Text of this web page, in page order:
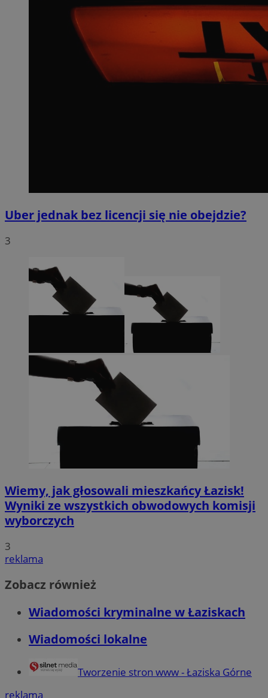
Uber jednak bez licencji się nie obejdzie?
3
Wiemy, jak głosowali mieszkańcy Łazisk!
Wyniki ze wszystkich obwodowych komisji
wyborczych
3
reklama
Zobacz również
Wiadomości kryminalne w Łaziskach
Wiadomości lokalne
Tworzenie stron www - Łaziska Górne
reklama